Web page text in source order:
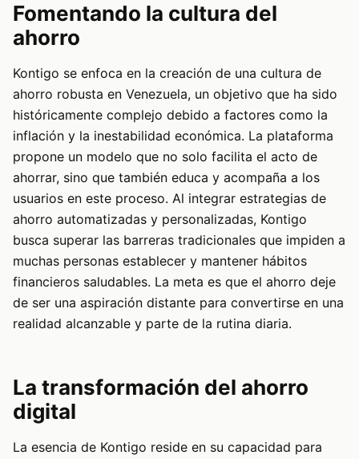
Fomentando la cultura del
ahorro
Kontigo se enfoca en la creación de una cultura de
ahorro robusta en Venezuela, un objetivo que ha sido
históricamente complejo debido a factores como la
inflación y la inestabilidad económica. La plataforma
propone un modelo que no solo facilita el acto de
ahorrar, sino que también educa y acompaña a los
usuarios en este proceso. Al integrar estrategias de
ahorro automatizadas y personalizadas, Kontigo
busca superar las barreras tradicionales que impiden a
muchas personas establecer y mantener hábitos
financieros saludables. La meta es que el ahorro deje
de ser una aspiración distante para convertirse en una
realidad alcanzable y parte de la rutina diaria.
La transformación del ahorro
digital
La esencia de Kontigo reside en su capacidad para